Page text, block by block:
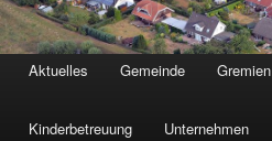
HAUPTMENÜ
Zum
primären
Zum
sekundären
Aktuelles Gemeinde Gremien
Kinderbetreuung Unternehmen